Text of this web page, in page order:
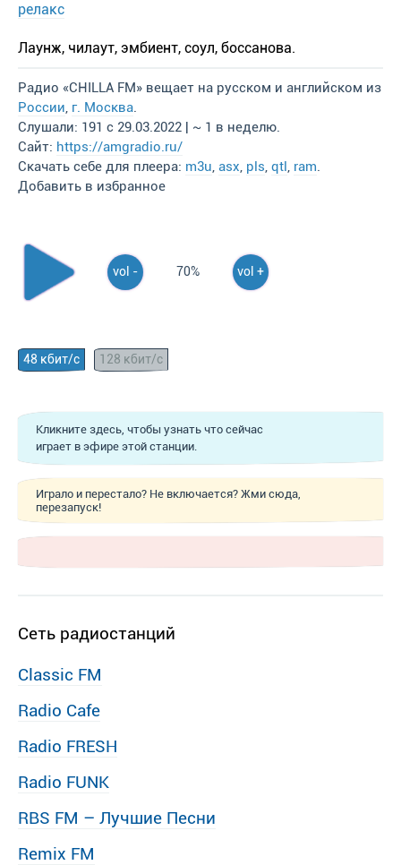
релакс
Лаунж, чилаут, эмбиент, соул, боссанова.
Радио «CHILLA FM» вещает на русском и английском из
России, г. Москва.
Слушали: 191 с 29.03.2022 | ~ 1 в неделю.
Сайт: https://amgradio.ru/
Скачать себе для плеера: m3u, asx, pls, qtl, ram.
Добавить в избранное
vol - 70% vol +
48 кбит/с 128 кбит/с
Кликните здесь, чтобы узнать что сейчас
играет в эфире этой станции.
Играло и перестало? Не включается? Жми сюда,
перезапуск!
Сеть радиостанций
Classic FM
Radio Cafe
Radio FRESH
Radio FUNK
RBS FM – Лучшие Песни
Remix FM